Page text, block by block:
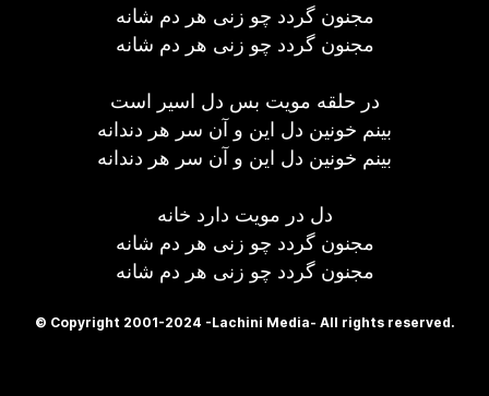
مجنون گردد چو زنی هر دم شانه
مجنون گردد چو زنی هر دم شانه
در حلقه مویت بس دل اسیر است
بینم خونین دل این و آن سر هر دندانه
بینم خونین دل این و آن سر هر دندانه
دل در مویت دارد خانه
مجنون گردد چو زنی هر دم شانه
مجنون گردد چو زنی هر دم شانه
© Copyright 2001-2024 -Lachini Media- All rights reserved.